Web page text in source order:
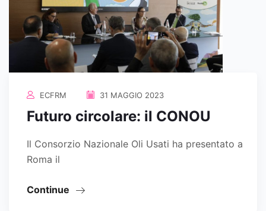
ECFRM 31 MAGGIO 2023
Futuro circolare: il CONOU
Il Consorzio Nazionale Oli Usati ha presentato a
Roma il
Continue